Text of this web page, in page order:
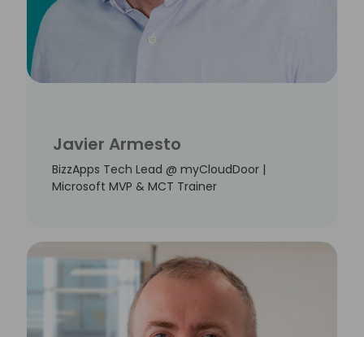
Javier Armesto
BizzApps Tech Lead @ myCloudDoor |
Microsoft MVP & MCT Trainer